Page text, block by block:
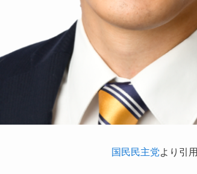
国民民主党より引用